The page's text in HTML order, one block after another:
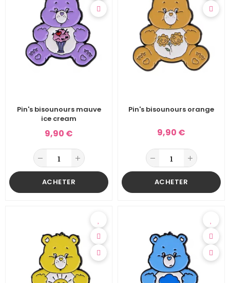
Pin's bisounours mauve
ice cream
9,90 €
ACHETER
Pin's bisounours orange
9,90 €
ACHETER